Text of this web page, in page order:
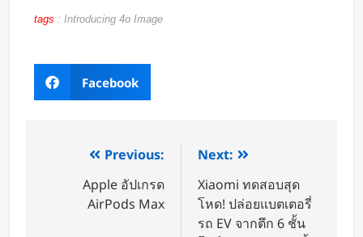
tags : Introducing 4o Image
Facebook
Previous:
Apple อัปเกรด
AirPods Max
Next:
Xiaomi ทดสอบสุด
โหด! ปล่อยแบตเตอรี่
รถ EV จากตึก 6 ชั้น